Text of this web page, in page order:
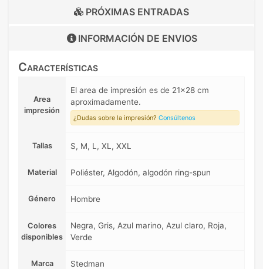
PRÓXIMAS ENTRADAS
INFORMACIÓN DE ENVIOS
Características
Area
impresión
El area de impresión es de 21x28 cm
aproximadamente.
¿Dudas sobre la impresión? Consúltenos
Tallas S, M, L, XL, XXL
Material Poliéster, Algodón, algodón ring-spun
Género Hombre
Colores
disponibles
Negra, Gris, Azul marino, Azul claro, Roja,
Verde
Marca Stedman